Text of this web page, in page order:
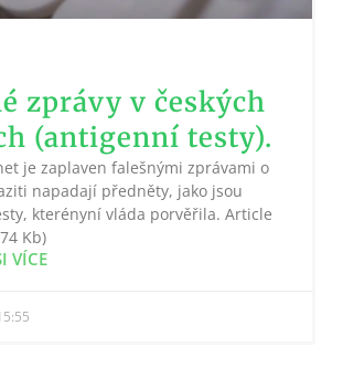
zprávy v českých
(antigenní testy).
je zaplaven falešnými zprávami o
napadají předněty, jako jsou
kterényní vláda porvěřila. Article
Kb)
VÍCE